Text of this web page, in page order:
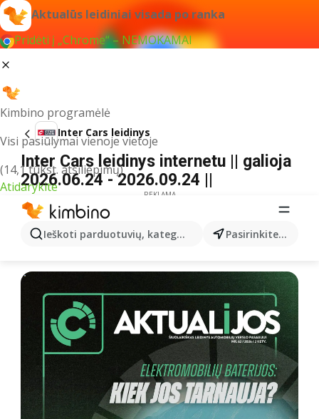
Aktualūs leidiniai visada po ranka
Pridėti į „Chrome“ – NEMOKAMAI
Kimbino programėlė
Visi pasiūlymai vienoje vietoje
(14,1 tūkst. atsiliepimų)
Atidarykite
Ieškoti parduotuvių, kategorijų, produktų... Pasirinkite miestą
Inter Cars leidinys
Inter Cars leidinys internetu || galioja
2026.06.24 - 2026.09.24 ||
REKLAMA